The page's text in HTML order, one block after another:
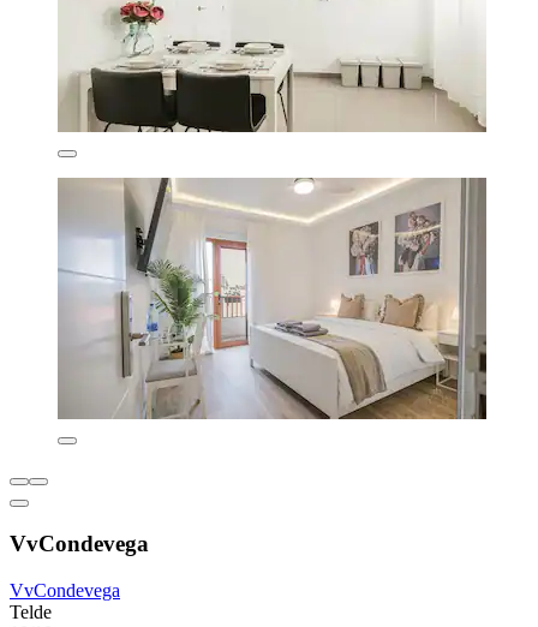
VvCondevega
VvCondevega
Telde